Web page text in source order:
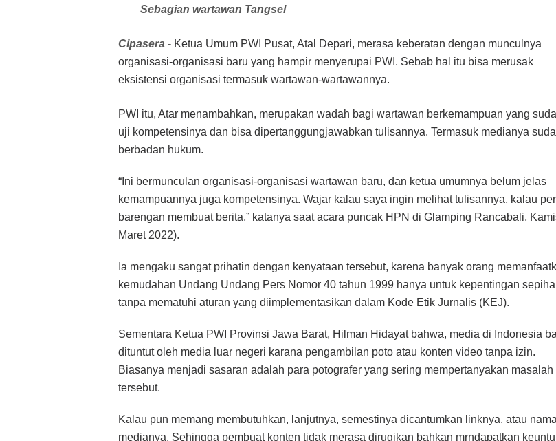
Sebagian wartawan Tangsel
Cipasera - Ketua Umum PWI Pusat, Atal Depari, merasa keberatan dengan munculnya
organisasi-organisasi baru yang hampir menyerupai PWI. Sebab hal itu bisa merusak
eksistensi organisasi termasuk wartawan-wartawannya.
PWI itu, Atar menambahkan, merupakan wadah bagi wartawan berkemampuan yang
uji kompetensinya dan bisa dipertanggungjawabkan tulisannya. Termasuk medianya
berbadan hukum.
“Ini bermunculan organisasi-organisasi wartawan baru, dan ketua umumnya belum jelas
kemampuannya juga kompetensinya. Wajar kalau saya ingin melihat tulisannya, kalau
barengan membuat berita,” katanya saat acara puncak HPN di Glamping Rancabali,
Maret 2022).
Ia mengaku sangat prihatin dengan kenyataan tersebut, karena banyak orang
kemudahan Undang Undang Pers Nomor 40 tahun 1999 hanya untuk kepentingan
tanpa mematuhi aturan yang diimplementasikan dalam Kode Etik Jurnalis (KEJ).
Sementara Ketua PWI Provinsi Jawa Barat, Hilman Hidayat bahwa, media di Indonesia
dituntut oleh media luar negeri karana pengambilan poto atau konten video tanpa izin.
Biasanya menjadi sasaran adalah para potografer yang sering mempertanyakan masalah
tersebut.
Kalau pun memang membutuhkan, lanjutnya, semestinya dicantumkan linknya, atau nama
medianya. Sehingga pembuat konten tidak merasa dirugikan bahkan mrndapatkan